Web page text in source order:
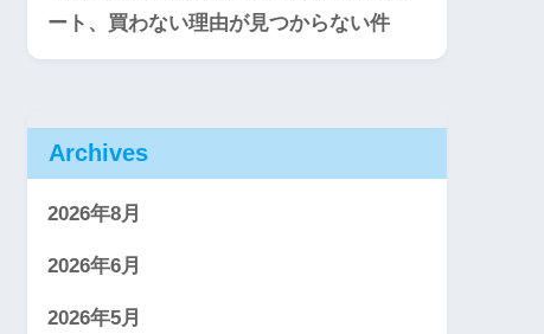
ート、買わない理由が見つからない件
Archives
2026年8月
2026年6月
2026年5月